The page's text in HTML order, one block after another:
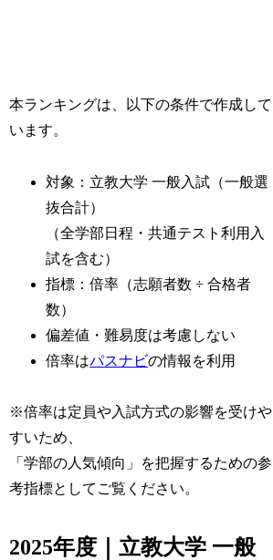
本ランキングは、以下の条件で作成して
います。
対象：立教大学 一般入試（一般選
抜合計）
（全学部日程・共通テスト利用入
試を含む）
指標：倍率（志願者数 ÷ 合格者
数）
偏差値・難易度は考慮しない
倍率はパスナビの情報を利用
※倍率は定員や入試方式の影響を受けや
すいため、
「学部の人気傾向」を把握するための参
考指標としてご覧ください。
2025年度｜立教大学 一般